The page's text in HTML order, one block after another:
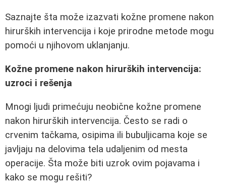
Saznajte šta može izazvati kožne promene nakon
hirurških intervencija i koje prirodne metode mogu
pomoći u njihovom uklanjanju.
Kožne promene nakon hirurških intervencija:
uzroci i rešenja
Mnogi ljudi primećuju neobične kožne promene
nakon hirurških intervencija. Često se radi o
crvenim tačkama, osipima ili bubuljicama koje se
javljaju na delovima tela udaljenim od mesta
operacije. Šta može biti uzrok ovim pojavama i
kako se mogu rešiti?